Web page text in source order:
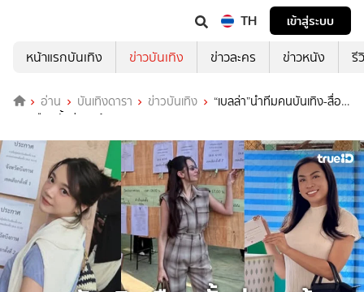
TH
เข้าสู่ระบบ
หน้าแรกบันเทิง
ข่าวบันเทิง ข่าวละคร ข่าวหนัง รี
อ่าน บันเทิงดารา ข่าวบันเทิง
“เบลล่า”นำทีมคนบันเทิง-สื่อใช้
สิทธิเลือกตั้งล่วงหน้า